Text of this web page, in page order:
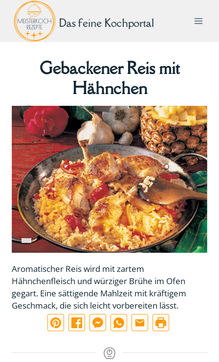
Inhalt
springen
Gebackener Reis mit
Hähnchen
Aromatischer Reis wird mit zartem
Hähnchenfleisch und würziger Brühe im Ofen
gegart. Eine sättigende Mahlzeit mit kräftigem
Geschmack, die sich leicht vorbereiten lässt.